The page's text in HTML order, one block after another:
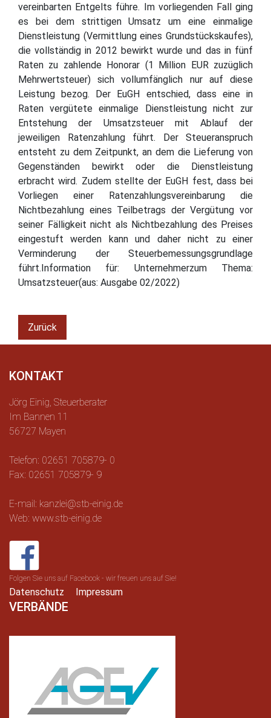
vereinbarten Entgelts führe. Im vorliegenden Fall ging
es bei dem strittigen Umsatz um eine einmalige
Dienstleistung (Vermittlung eines Grundstückskaufes),
die vollständig in 2012 bewirkt wurde und das in fünf
Raten zu zahlende Honorar (1 Million EUR zuzüglich
Mehrwertsteuer) sich vollumfänglich nur auf diese
Leistung bezog. Der EuGH entschied, dass eine in
Raten vergütete einmalige Dienstleistung nicht zur
Entstehung der Umsatzsteuer mit Ablauf der
jeweiligen Ratenzahlung führt. Der Steueranspruch
entsteht zu dem Zeitpunkt, an dem die Lieferung von
Gegenständen bewirkt oder die Dienstleistung
erbracht wird. Zudem stellte der EuGH fest, dass bei
Vorliegen einer Ratenzahlungsvereinbarung die
Nichtbezahlung eines Teilbetrags der Vergütung vor
seiner Fälligkeit nicht als Nichtbezahlung des Preises
eingestuft werden kann und daher nicht zu einer
Verminderung der Steuerbemessungsgrundlage
führt.Information für: Unternehmerzum Thema:
Umsatzsteuer(aus: Ausgabe 02/2022)
Zurück
KONTAKT
Jörg Einig, Steuerberater
Im Bannen 11
56727 Mayen
Telefon: 02651 705879- 0
Fax: 02651 705879- 9
E-mail: kanzlei@stb-einig.de
Web: www.stb-einig.de
Folgen Sie uns auf Facebook - wir freuen uns auf Sie!
Datenschutz Impressum
VERBÄNDE